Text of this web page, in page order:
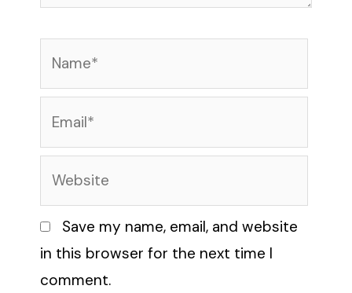
Save my name, email, and website
in this browser for the next time I
comment.